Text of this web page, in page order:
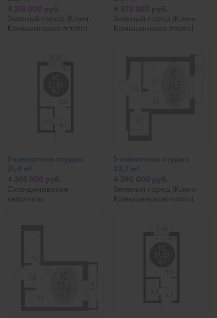
Зеленый город (Ключ-
Камышинское плато)
Зеленый город (Ключ-
Камышинское плато)
1-комнатная студия
21,4 м2
Скандинавские
кварталы
1-комнатная студия
23,7 м2
Зеленый город (Ключ-
Камышинское плато)